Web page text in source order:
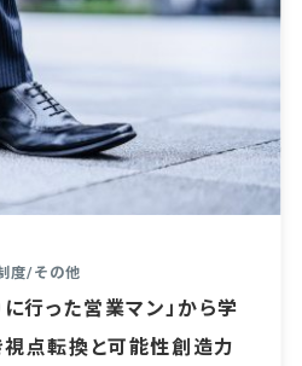
度/その他
行った営業マン」から学
点転換と可能性創造力